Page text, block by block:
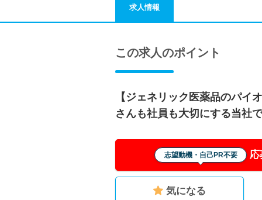
求人情報
この求人のポイント
【ジェネリック医薬品のパイ
さんも社員も大切にする当社
志望動機・自己PR不要
気になる